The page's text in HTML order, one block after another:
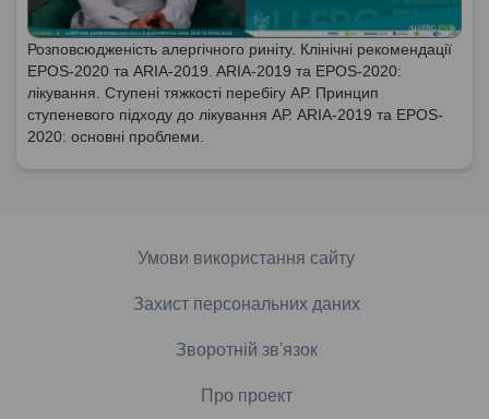
Розповсюдженість алергічного риніту. Клінічні рекомендації
EPOS-2020 та ARIA-2019. ARIA-2019 та EPOS-2020:
лікування. Ступені тяжкості перебігу АР. Принцип
ступеневого підходу до лікування АР. ARIA-2019 та EPOS-
2020: основні проблеми.
Умови використання сайту
Захист персональних даних
Зворотній зв'язок
Про проект